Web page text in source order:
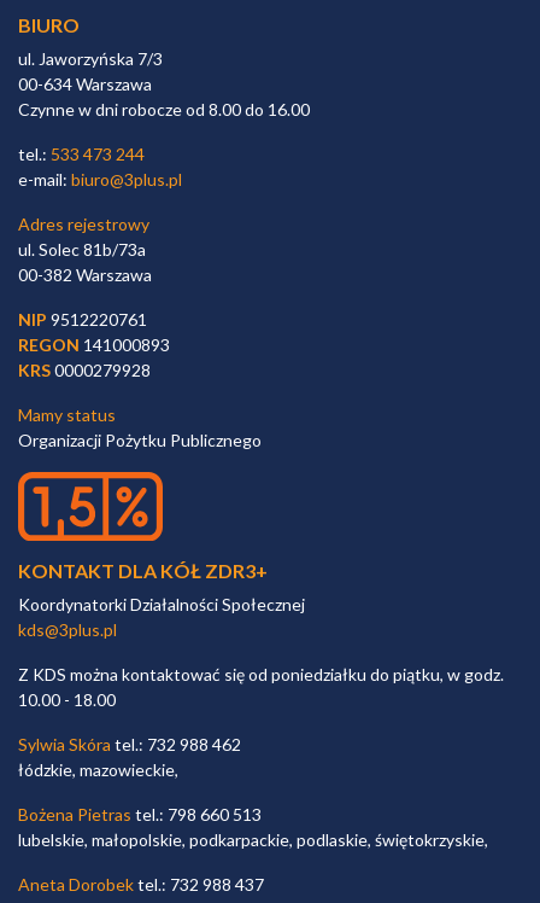
BIURO
ul. Jaworzyńska 7/3
00-634 Warszawa
Czynne w dni robocze od 8.00 do 16.00
tel.: 533 473 244
e-mail: biuro@3plus.pl
Adres rejestrowy
ul. Solec 81b/73a
00-382 Warszawa
NIP 9512220761
REGON 141000893
KRS0000279928
Mamy status
Organizacji Pożytku Publicznego
KONTAKT DLA KÓŁ ZDR3+
Koordynatorki Działalności Społecznej
kds@3plus.pl
Z KDS można kontaktować się od poniedziałku do piątku, w godz.
10.00 - 18.00
Sylwia Skóra tel.: 732 988 462
łódzkie, mazowieckie,
Bożena Pietras tel.: 798 660 513
lubelskie, małopolskie, podkarpackie, podlaskie, świętokrzyskie,
Aneta Dorobektel.: 732 988 437